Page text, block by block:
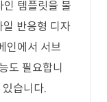
인 템플릿을 불
반응형 디자
인에서 서브
도 필요합니
습니다.